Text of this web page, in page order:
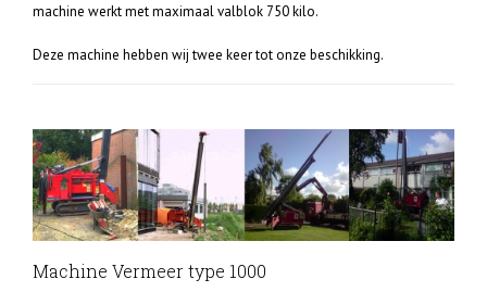
machine werkt met maximaal valblok 750 kilo.
Deze machine hebben wij twee keer tot onze beschikking.
Machine Vermeer type 1000